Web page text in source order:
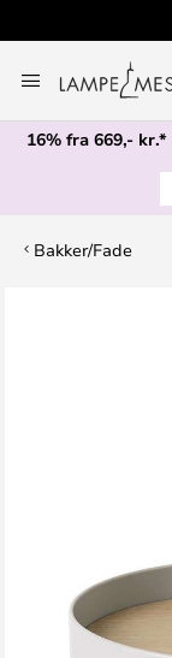
to
Content
16% fra 669,- kr.*
Bakker/Fade